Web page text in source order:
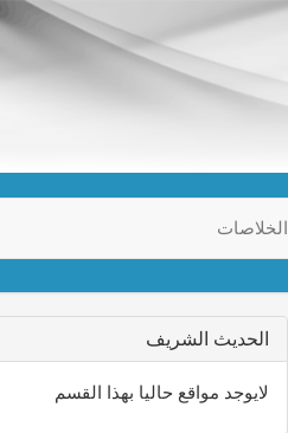
الخلاصات
الحديث الشريف
لايوجد مواقع حاليا بهذا القسم